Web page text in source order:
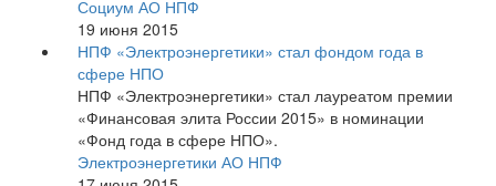
Социум АО НПФ
19 июня 2015
НПФ «Электроэнергетики» стал фондом года в
сфере НПО
НПФ «Электроэнергетики» стал лауреатом премии
«Финансовая элита России 2015» в номинации
«Фонд года в сфере НПО».
Электроэнергетики АО НПФ